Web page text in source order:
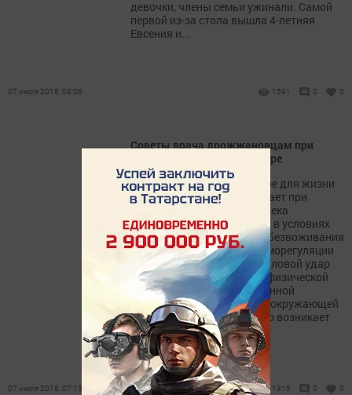
девочки, члены семьи ужинали. Самой
первой из-за стола вышла 4-летняя
Евсения и...
07 июля 2016, 08:06 1591 0 0
Советы врача дрожжановцам при
тепловом и солнечном ударе
Тепловой удар - это опасное для жизни
состояние, которое возникает при
воздействии на тело человека
повышенной температуры, в условиях
повышенной влажности, обезвоживания
и нарушения процесса терморегуляции
организма. Чаще всего тепловой удар
развивается при тяжелой физической
работе в условиях повышенной
температуры и влажности окружающей
среды. Реже тепловой удар возникает
из-за длительного...
07 июля 2016, 07:13 1315 0 0